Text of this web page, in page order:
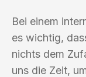
Bei einem
es wichtig,
nichts dem
uns die Zeit,